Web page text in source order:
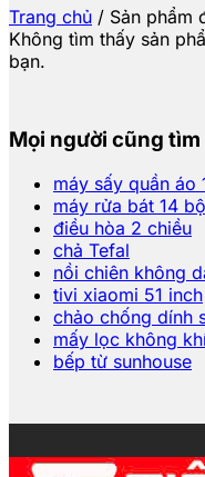
Trang chủ / Sản phẩm
Không tìm thấy sản
bạn.
Mọi người cũng tìm
máy sấy quần áo
máy rửa bát 14 bộ
điều hòa 2 chiều
chả Tefal
nồi chiên không
tivi xiaomi 51 inch
chảo chống dính
mấy lọc không
bếp từ sunhouse